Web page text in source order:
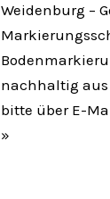
Weidenburg –
nachhaltig aus
bitte über E-
»